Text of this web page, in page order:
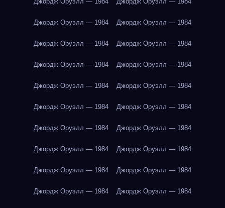
Джордж Оруэлл — 1984 Джордж Оруэлл — 1984
Джордж Оруэлл — 1984 Джордж Оруэлл — 1984
Джордж Оруэлл — 1984 Джордж Оруэлл — 1984
Джордж Оруэлл — 1984 Джордж Оруэлл — 1984
Джордж Оруэлл — 1984 Джордж Оруэлл — 1984
Джордж Оруэлл — 1984 Джордж Оруэлл — 1984
Джордж Оруэлл — 1984 Джордж Оруэлл — 1984
Джордж Оруэлл — 1984 Джордж Оруэлл — 1984
Джордж Оруэлл — 1984 Джордж Оруэлл — 1984